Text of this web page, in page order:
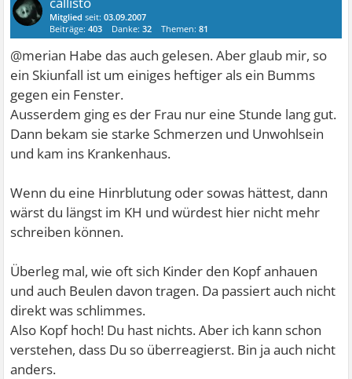
Mitglied seit:03.09.2007
Beiträge:403 Danke:32 Themen:81
@merian Habe das auch gelesen. Aber glaub mir, so
ein Skiunfall ist um einiges heftiger als ein Bumms
gegen ein Fenster.
Ausserdem ging es der Frau nur eine Stunde lang gut.
Dann bekam sie starke Schmerzen und Unwohlsein
und kam ins Krankenhaus.
Wenn du eine Hinrblutung oder sowas hättest, dann
wärst du längst im KH und würdest hier nicht mehr
schreiben können.
Überleg mal, wie oft sich Kinder den Kopf anhauen
und auch Beulen davon tragen. Da passiert auch nicht
direkt was schlimmes.
Also Kopf hoch! Du hast nichts. Aber ich kann schon
verstehen, dass Du so überreagierst. Bin ja auch nicht
anders.